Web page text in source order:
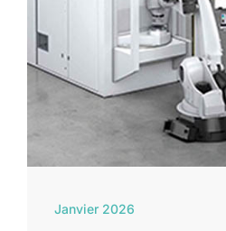
Janvier 2026